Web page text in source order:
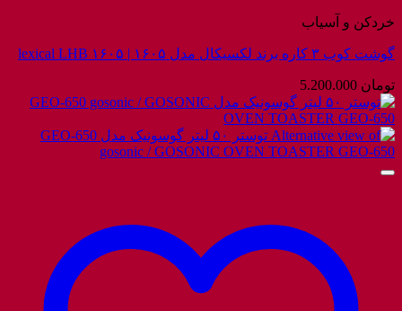
خردکن و آسیاب
گوشت کوب ۳ کاره برند لکسیکال مدل ۱۶۰۵ | lexical LHB ۱۶۰۵
تومان